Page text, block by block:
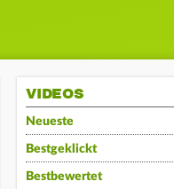
VIDEOS
Neueste
Bestgeklickt
Bestbewertet